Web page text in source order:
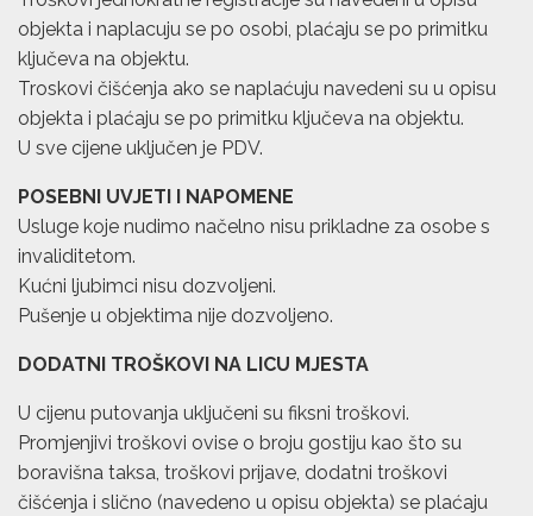
objekta i naplacuju se po osobi, plaćaju se po primitku
ključeva na objektu.
Troskovi čišćenja ako se naplaćuju navedeni su u opisu
objekta i plaćaju se po primitku ključeva na objektu.
U sve cijene uključen je PDV.
POSEBNI UVJETI I NAPOMENE
Usluge koje nudimo načelno nisu prikladne za osobe s
invaliditetom.
Kućni ljubimci nisu dozvoljeni.
Pušenje u objektima nije dozvoljeno.
DODATNI TROŠKOVI NA LICU MJESTA
U cijenu putovanja uključeni su fiksni troškovi.
Promjenjivi troškovi ovise o broju gostiju kao što su
boravišna taksa, troškovi prijave, dodatni troškovi
čišćenja i slično (navedeno u opisu objekta) se plaćaju